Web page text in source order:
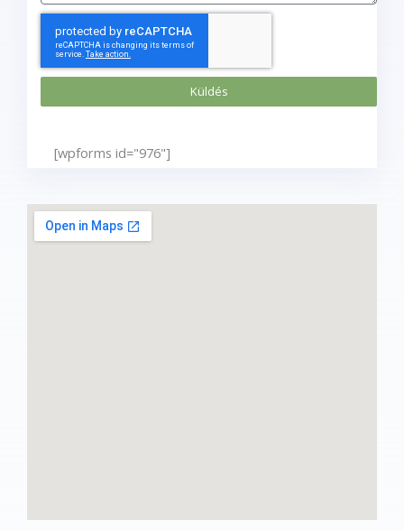
Küldés
[wpforms id="976"]